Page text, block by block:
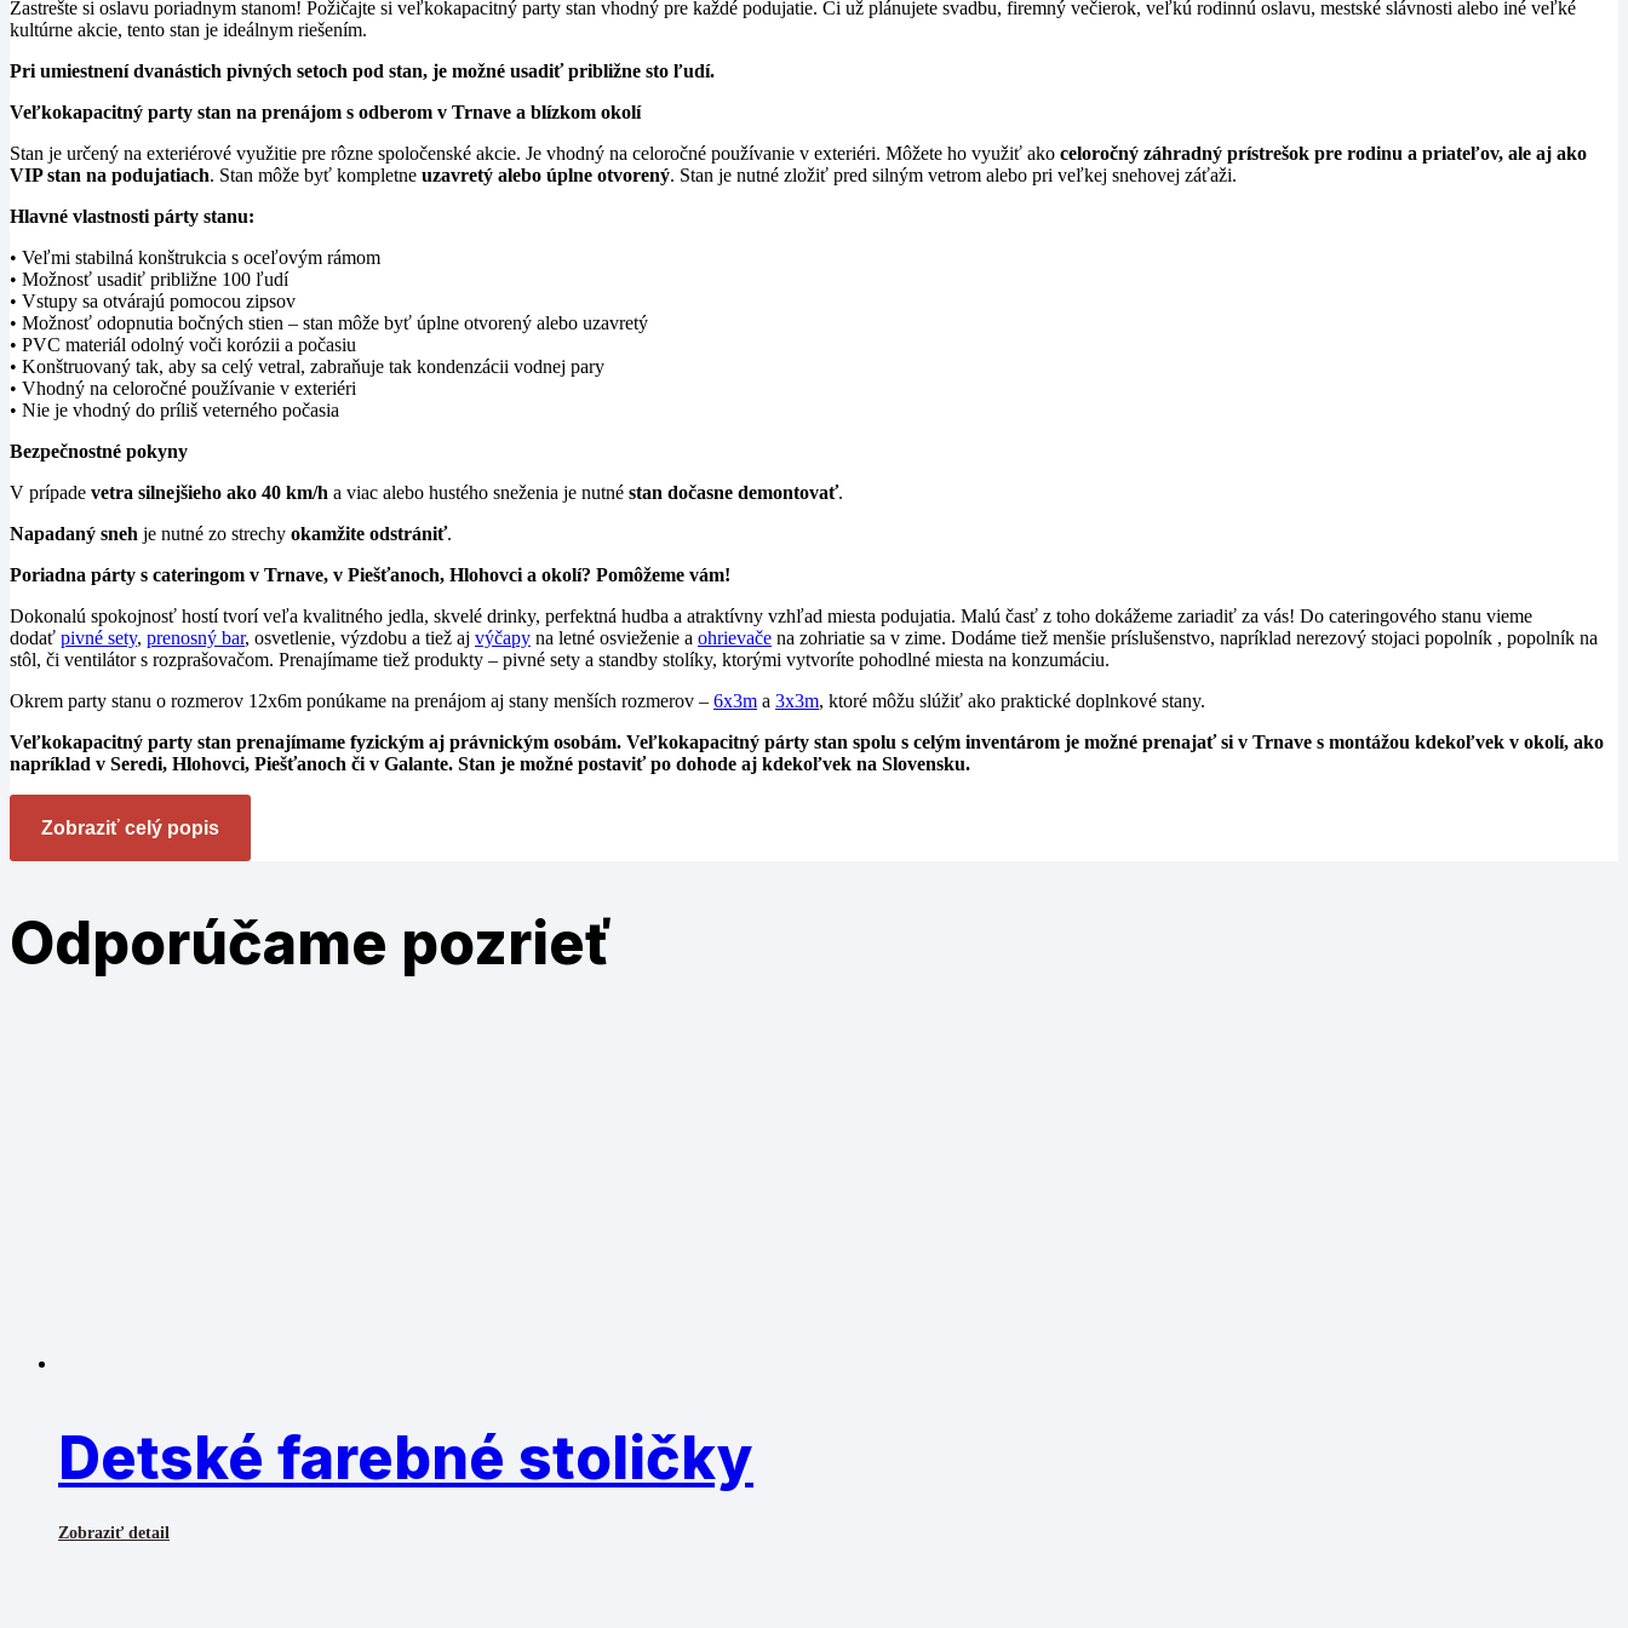
Zastrešte si oslavu poriadnym stanom! Požičajte si veľkokapacitný party stan vhodný pre každé podujatie. Či už plánujete svadbu, firemný večierok, veľkú rodinnú oslavu, mestské slávnosti alebo iné veľké
kultúrne akcie, tento stan je ideálnym riešením.
Pri umiestnení dvanástich pivných setoch pod stan, je možné usadiť približne sto ľudí.
Veľkokapacitný party stan na prenájom s odberom v Trnave a blízkom okolí
Stan je určený na exteriérové využitie pre rôzne spoločenské akcie. Je vhodný na celoročné používanie v exteriéri. Môžete ho využiť ako celoročný záhradný prístrešok pre rodinu a priateľov, ale aj ako
VIP stan na podujatiach. Stan môže byť kompletne uzavretý alebo úplne otvorený. Stan je nutné zložiť pred silným vetrom alebo pri veľkej snehovej záťaži.
Hlavné vlastnosti párty stanu:
• Veľmi stabilná konštrukcia s oceľovým rámom
• Možnosť usadiť približne 100 ľudí
• Vstupy sa otvárajú pomocou zipsov
• Možnosť odopnutia bočných stien – stan môže byť úplne otvorený alebo uzavretý
• PVC materiál odolný voči korózii a počasiu
• Konštruovaný tak, aby sa celý vetral, zabraňuje tak kondenzácii vodnej pary
• Vhodný na celoročné používanie v exteriéri
• Nie je vhodný do príliš veterného počasia
Bezpečnostné pokyny
V prípade vetra silnejšieho ako 40 km/h a viac alebo hustého sneženia je nutné stan dočasne demontovať.
Napadaný sneh je nutné zo strechy okamžite odstrániť.
Poriadna párty s cateringom v Trnave, v Piešťanoch, Hlohovci a okolí? Pomôžeme vám!
Dokonalú spokojnosť hostí tvorí veľa kvalitného jedla, skvelé drinky, perfektná hudba a atraktívny vzhľad miesta podujatia. Malú časť z toho dokážeme zariadiť za vás! Do cateringového stanu vieme
dodať pivné sety, prenosný bar, osvetlenie, výzdobu a tiež aj výčapy na letné osvieženie a ohrievače na zohriatie sa v zime. Dodáme tiež menšie príslušenstvo, napríklad nerezový stojaci popolník , popolník na
stôl, či ventilátor s rozprašovačom. Prenajímame tiež produkty – pivné sety a standby stolíky, ktorými vytvoríte pohodlné miesta na konzumáciu.
Okrem party stanu o rozmerov 12x6m ponúkame na prenájom aj stany menších rozmerov – 6x3m a 3x3m, ktoré môžu slúžiť ako praktické doplnkové stany.
Veľkokapacitný party stan prenajímame fyzickým aj právnickým osobám. Veľkokapacitný párty stan spolu s celým inventárom je možné prenajať si v Trnave s montážou kdekoľvek v okolí, ako
napríklad v Seredi, Hlohovci, Piešťanoch či v Galante. Stan je možné postaviť po dohode aj kdekoľvek na Slovensku.
Zobraziť celý popis
Odporúčame pozrieť
Detské farebné stoličky
Zobraziť detail